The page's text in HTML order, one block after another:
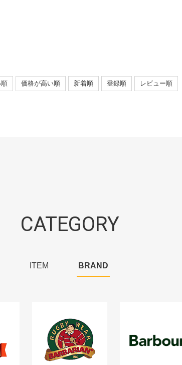
価格が高い順 新着順 登録順 レビュー順
CATEGORY
ITEM BRAND